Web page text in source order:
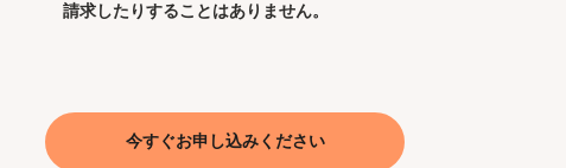
請求したりすることはありません。
今すぐお申し込みください